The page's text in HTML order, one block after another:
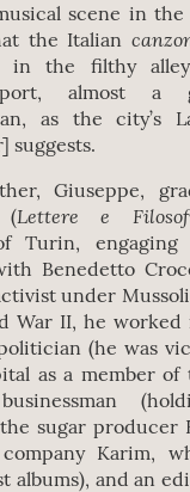
scene in the
the Italian
in the filthy
port, almost a
as the city’s
suggests.
Giuseppe,
(Lettere e
Turin,
Benedetto
under
War II, he worked
(he was
as a member of
sugar producer
Karim,
albums), and an